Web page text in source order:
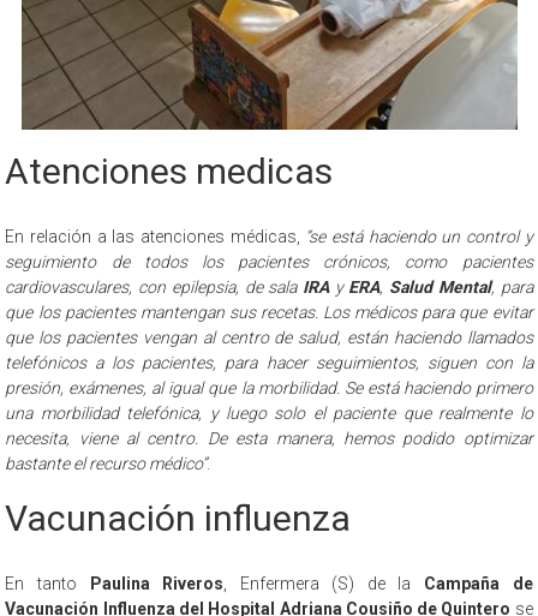
Atenciones medicas
En relación a las atenciones médicas, “se está haciendo un control y
seguimiento de todos los pacientes crónicos, como pacientes
cardiovasculares, con epilepsia, de sala IRAy ERA, Salud Mental, para
que los pacientes mantengan sus recetas. Los médicos para que evitar
que los pacientes vengan al centro de salud, están haciendo llamados
telefónicos a los pacientes, para hacer seguimientos, siguen con la
presión, exámenes, al igual que la morbilidad. Se está haciendo primero
una morbilidad telefónica, y luego solo el paciente que realmente lo
necesita, viene al centro. De esta manera, hemos podido optimizar
bastante el recurso médico”.
Vacunación influenza
En tanto Paulina Riveros, Enfermera (S) de la Campaña de
Vacunación Influenza del Hospital Adriana Cousiño de Quintero se